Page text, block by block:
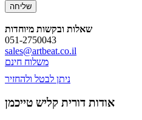
שאלות ובקשות מיוחדות
051-2750043
sales@artbeat.co.il
משלוח חינם
ניתן לבטל ולהחזיר
אודות דורית קליש טייכמן